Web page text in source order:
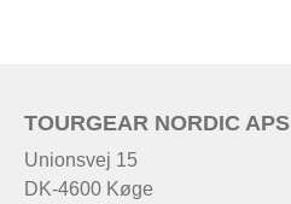
TOURGEAR NORDIC APS
Unionsvej 15
DK-4600 Køge